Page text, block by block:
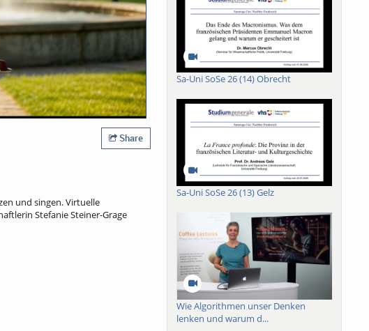
Share
und singen. Virtuelle
Stefanie Steiner-Grage
Sa-Uni SoSe 26 (14) Obrecht
Sa-Uni SoSe 26 (13) Gelz
Wie Algorithmen unser Denken
lenken und warum d...